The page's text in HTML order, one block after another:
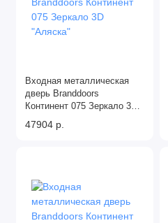
Входная металлическая
дверь Branddoors
Континент 075 Зеркало 3D
"Аляска"
47904 р.